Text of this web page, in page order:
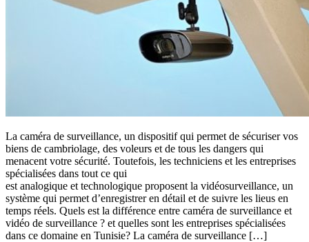
La caméra de surveillance, un dispositif qui permet de sécuriser vos
biens de cambriolage, des voleurs et de tous les dangers qui
menacent votre sécurité. Toutefois, les techniciens et les entreprises
spécialisées dans tout ce qui
est analogique et technologique proposent la vidéosurveillance, un
système qui permet d’enregistrer en détail et de suivre les lieus en
temps réels. Quels est la différence entre caméra de surveillance et
vidéo de surveillance ? et quelles sont les entreprises spécialisées
dans ce domaine en Tunisie? La caméra de surveillance […]